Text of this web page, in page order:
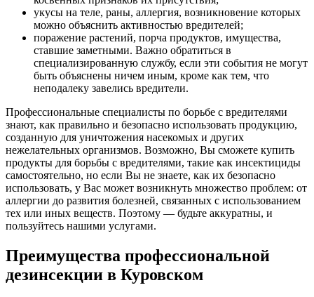
укусы на теле, раны, аллергия, возникновение которых
можно объяснить активностью вредителей;
поражение растений, порча продуктов, имущества,
ставшие заметными. Важно обратиться в
специализированную службу, если эти события не могут
быть объяснены ничем иным, кроме как тем, что
неподалеку завелись вредители.
Профессиональные специалисты по борьбе с вредителями
знают, как правильно и безопасно использовать продукцию,
созданную для уничтожения насекомых и других
нежелательных организмов. Возможно, Вы сможете купить
продукты для борьбы с вредителями, такие как инсектициды
самостоятельно, но если Вы не знаете, как их безопасно
использовать, у Вас может возникнуть множество проблем: от
аллергии до развития болезней, связанных с использованием
тех или иных веществ. Поэтому — будьте аккуратны, и
пользуйтесь нашими услугами.
Преимущества профессиональной
дезинсекции в Куровском